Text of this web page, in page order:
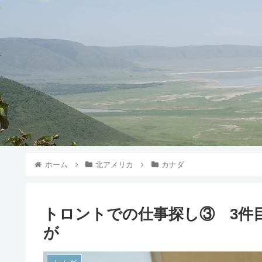
ホーム 北アメリカ カナダ
トロントでの仕事探し③ 3件
が